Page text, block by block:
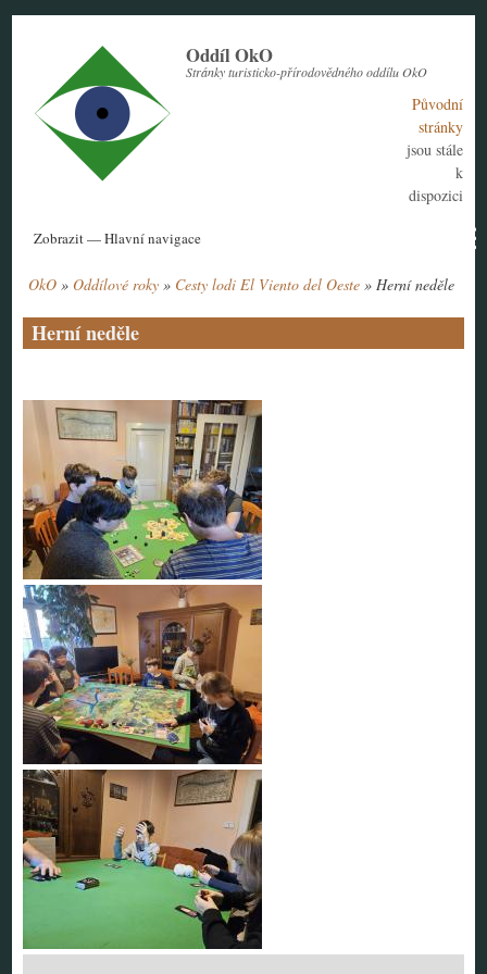
Oddíl OkO
Stránky turisticko-přírodovědného oddílu OkO
Původní
stránky
jsou stále
k
dispozici
Hlavní
Zobrazit — Hlavní navigace
Aktuální rok
Historie
Nábor členů
Kontakt
Tábor
Návody
navigace
OkO Oddílové roky Cesty lodi El Viento del Oeste Herní neděle
Herní neděle